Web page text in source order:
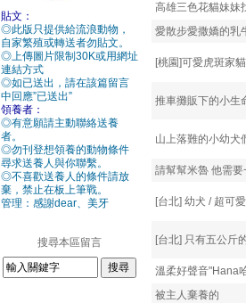
貼文：
◎此版只提供給流浪動物，
自家繁殖或轉送者勿貼文。
◎上傳圖片限制30K或用網址
連結方式
◎如已送出，請在該篇留言
中回應”已送出”
領養者：
◎有意願請主動聯絡送養
者。
◎勿刊登想領養的動物條件
尋求送養人與你聯繫。
◎不喜歡送養人的條件請放
棄，禁止在板上筆戰。
管理：感謝dear、美牙
搜尋本區留言
高雄三色花貓妹妹
愛散步愛撒嬌的乳
[桃園]可愛虎斑家
推車攤販下的小生
山上落難的小幼犬
請幫幫米魯 他需要
[台北] 幼犬 / 超可
[台北] 只有五公斤
溫柔好聲音"Hana
被主人棄養的